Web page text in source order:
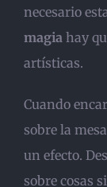
necesario
magia hay
artísticas.
Cuando
sobre la
un efecto.
sobre cosas